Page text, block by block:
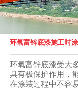
环氧富锌底漆施工时
环氧富锌底漆受大
具有极保护作用，
在涂装过程中不容